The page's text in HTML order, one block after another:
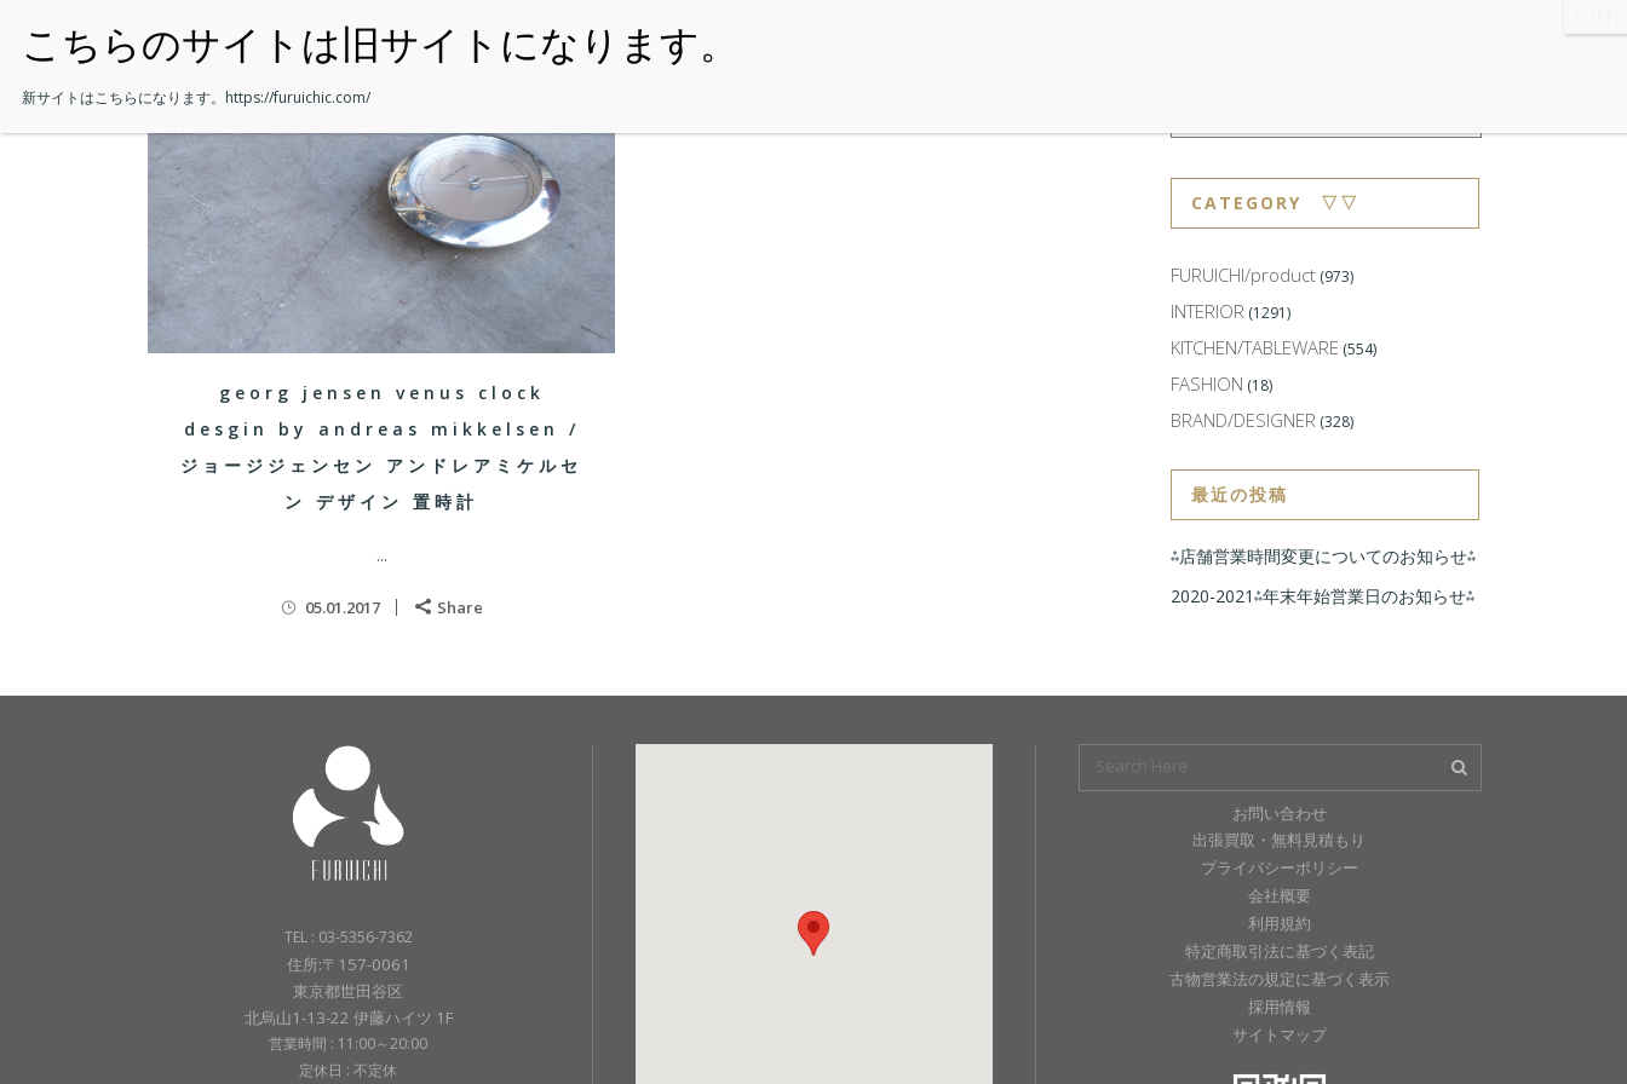
・HOME ・ITEM ・SHOPPING-GUIDE
georg jensen venus clock
desgin by andreas mikkelsen /
ジョージジェンセン アンドレアミケルセ
ン デザイン 置時計
...
05.01.2017 Share
CATEGORY ▽▽
FURUICHI/product (973)
INTERIOR (1291)
KITCHEN/TABLEWARE (554)
FASHION (18)
BRAND/DESIGNER (328)
最近の投稿
⁂店舗営業時間変更についてのお知らせ⁂
2020-2021⁂年末年始営業日のお知らせ⁂
TEL : 03-5356-7362
住所:〒157-0061
東京都世田谷区
北烏山1-13-22 伊藤ハイツ 1F
営業時間 : 11:00～20:00
定休日 : 不定休
お問い合わせ
出張買取・無料見積もり
プライバシーポリシー
会社概要
利用規約
特定商取引法に基づく表記
古物営業法の規定に基づく表示
採用情報
サイトマップ
新サイトはこちらになります。 https://furuichic.com/